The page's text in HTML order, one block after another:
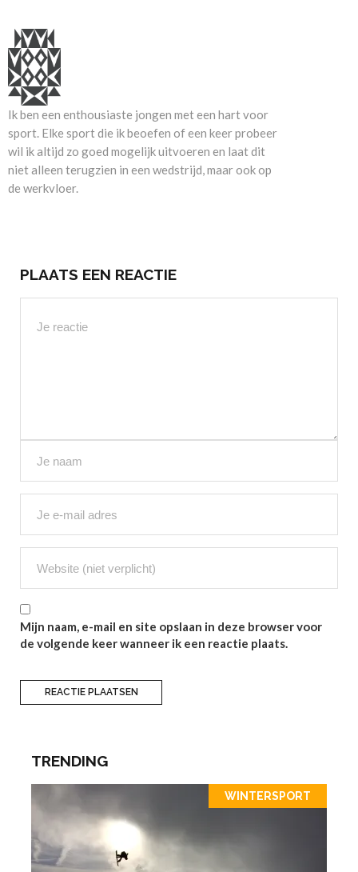
Ik ben een enthousiaste jongen met een hart voor
sport. Elke sport die ik beoefen of een keer probeer
wil ik altijd zo goed mogelijk uitvoeren en laat dit
niet alleen terugzien in een wedstrijd, maar ook op
de werkvloer.
PLAATS EEN REACTIE
Mijn naam, e-mail en site opslaan in deze browser voor
de volgende keer wanneer ik een reactie plaats.
TRENDING
WINTERSPORT